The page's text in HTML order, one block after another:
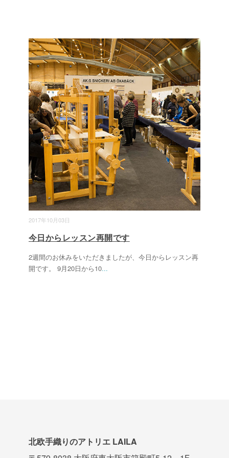
2017年10月03日
今日からレッスン再開です
2週間のお休みをいただきましたが、今日からレッスン再
開です。 9月20日から10...
北欧手織りのアトリエ LAILA